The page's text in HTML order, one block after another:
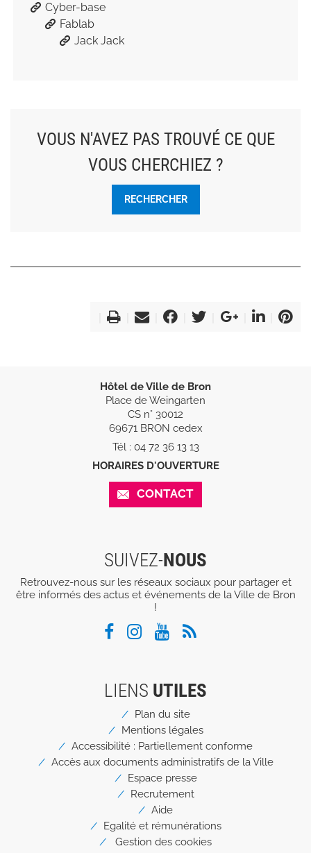
Cyber-base
Fablab
Jack Jack
VOUS N'AVEZ PAS TROUVÉ CE QUE
VOUS CHERCHIEZ ?
RECHERCHER
Hôtel de Ville de Bron
Place de Weingarten
CS n° 30012
69671 BRON cedex
Tél : 04 72 36 13 13
HORAIRES D'OUVERTURE
CONTACT
SUIVEZ-NOUS
Retrouvez-nous sur les réseaux sociaux pour partager et
être informés des actus et événements de la Ville de Bron
!
LIENS UTILES
Menu
Pied
de
page
Plan du site
Mentions légales
Accessibilité : Partiellement conforme
Accès aux documents administratifs de la Ville
Espace presse
Recrutement
Aide
Egalité et rémunérations
Gestion des cookies